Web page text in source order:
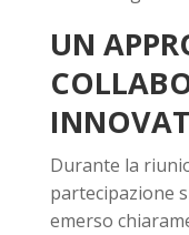
UN
Durante la
partecipazione
emerso